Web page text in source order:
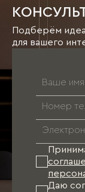
Подберём
для вашего
Даю